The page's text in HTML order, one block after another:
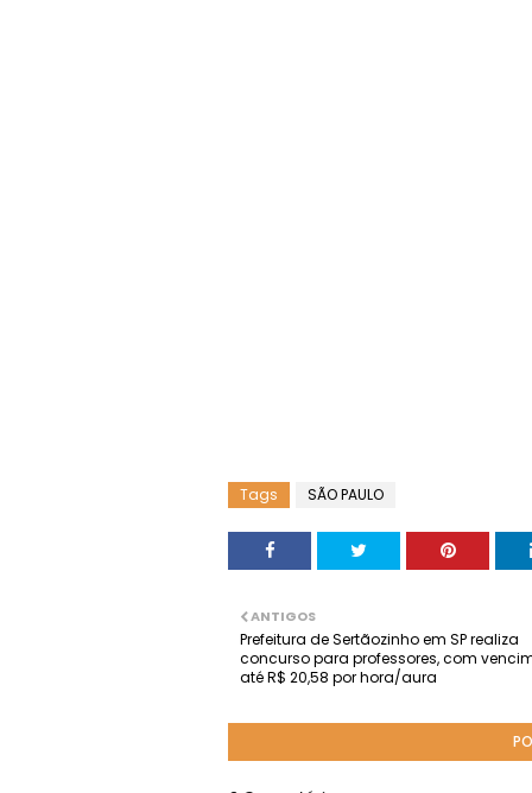
Tags SÃO PAULO
ANTIGOS
Prefeitura de Sertãozinho em SP realiza
concurso para professores, com
até R$ 20,58 por hora/aura